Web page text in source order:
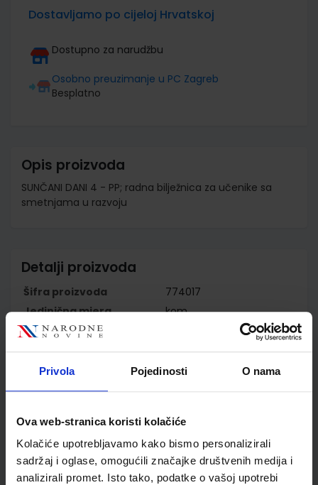
Privola Pojedinosti O nama
Ova web-stranica koristi kolačiće
Kolačiće upotrebljavamo kako bismo personalizirali
sadržaj i oglase, omogućili značajke društvenih medija i
analizirali promet. Isto tako, podatke o vašoj upotrebi
Dostavljamo po cijeloj Hrvatskoj
Dostupno za narudžbu
Osobno preuzimanje u PC Zagreb
Besplatno
Opis proizvoda
SUNČANI DANI 4 - PP; radna bilježnica za učenike sa
smetnjama u razvoju
Detalji proizvoda
Šifra proizvoda
774017
Jedinična mjera
kom
Nakladnik
ALKA SCRIPT d.o.o.
Autor
Marjanović
Školski razred
04 4.RAZRED OŠ
Vrsta školske knjige
Nastavni predmet
HRVATSKI JEZIK PP
Reg br min
4728